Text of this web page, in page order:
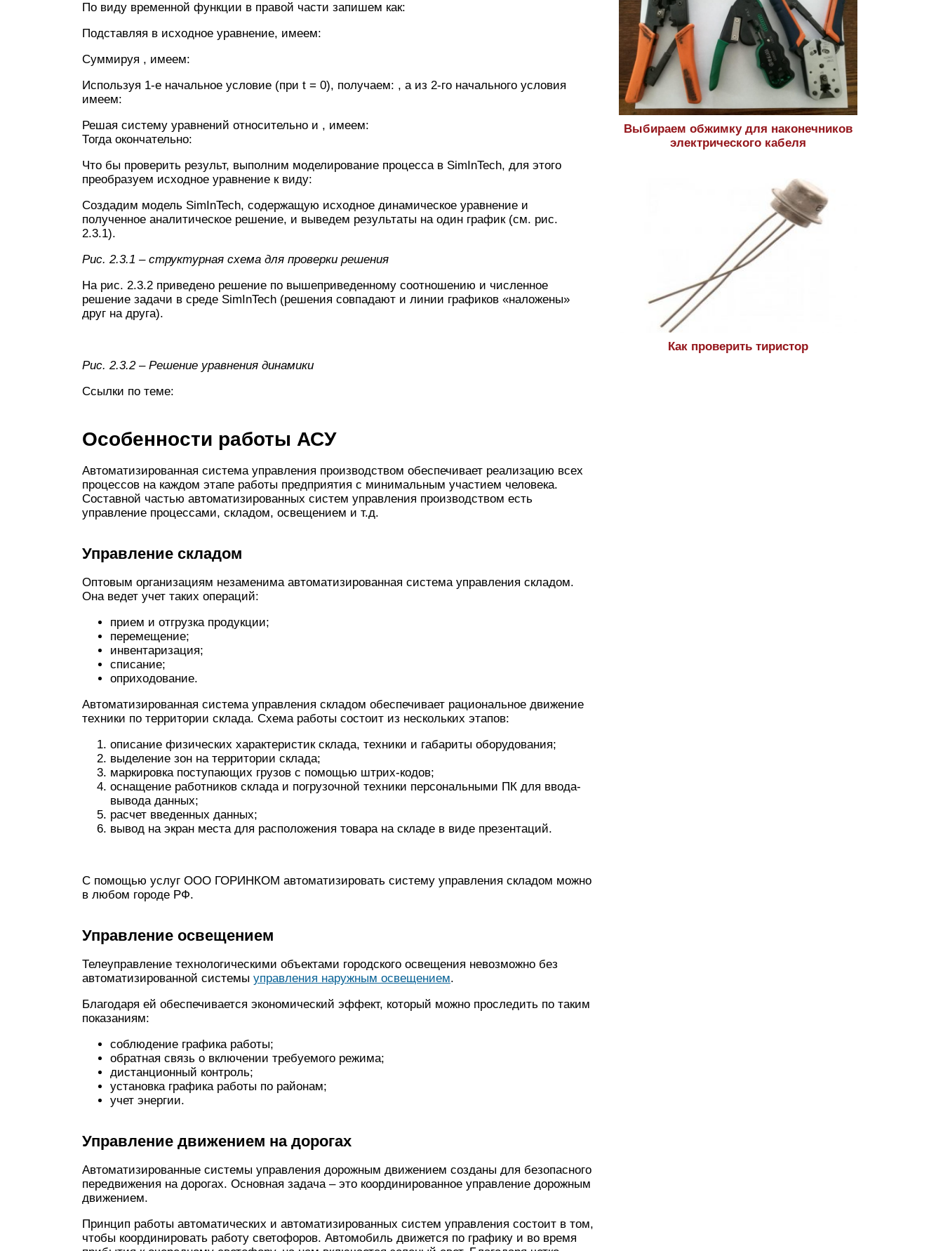
По виду временной функции в правой части запишем как:
Подставляя в исходное уравнение, имеем:
Суммируя , имеем:
Используя 1-е начальное условие (при t = 0), получаем: , а из 2-го начального условия
имеем:
Решая систему уравнений относительно и , имеем:
Тогда окончательно:
Что бы проверить результ, выполним моделирование процесса в SimInTech, для этого
преобразуем исходное уравнение к виду:
Создадим модель SimInTech, содержащую исходное динамическое уравнение и
полученное аналитическое решение, и выведем результаты на один график (см. рис.
2.3.1).
Рис. 2.3.1 – структурная схема для проверки решения
На рис. 2.3.2 приведено решение по вышеприведенному соотношению и численное
решение задачи в среде SimInTech (решения совпадают и линии графиков «наложены»
друг на друга).
Рис. 2.3.2 – Решение уравнения динамики
Ссылки по теме:
Особенности работы АСУ
Автоматизированная система управления производством обеспечивает реализацию всех
процессов на каждом этапе работы предприятия с минимальным участием человека.
Составной частью автоматизированных систем управления производством есть
управление процессами, складом, освещением и т.д.
Управление складом
Оптовым организациям незаменима автоматизированная система управления складом.
Она ведет учет таких операций:
прием и отгрузка продукции;
перемещение;
инвентаризация;
списание;
оприходование.
Автоматизированная система управления складом обеспечивает рациональное движение
техники по территории склада. Схема работы состоит из нескольких этапов:
описание физических характеристик склада, техники и габариты оборудования;
выделение зон на территории склада;
маркировка поступающих грузов с помощью штрих-кодов;
оснащение работников склада и погрузочной техники персональными ПК для ввода-
вывода данных;
расчет введенных данных;
вывод на экран места для расположения товара на складе в виде презентаций.
С помощью услуг ООО ГОРИНКОМ автоматизировать систему управления складом можно
в любом городе РФ.
Управление освещением
Телеуправление технологическими объектами городского освещения невозможно без
автоматизированной системы управления наружным освещением.
Благодаря ей обеспечивается экономический эффект, который можно проследить по таким
показаниям:
соблюдение графика работы;
обратная связь о включении требуемого режима;
дистанционный контроль;
установка графика работы по районам;
учет энергии.
Управление движением на дорогах
Автоматизированные системы управления дорожным движением созданы для безопасного
передвижения на дорогах. Основная задача – это координированное управление дорожным
движением.
Принцип работы автоматических и автоматизированных систем управления состоит в том,
чтобы координировать работу светофоров. Автомобиль движется по графику и во время
Выбираем обжимку для наконечников
электрического кабеля
Как проверить тиристор